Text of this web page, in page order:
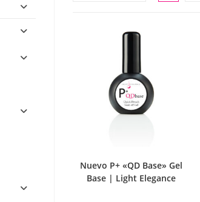
Nuevo P+ «QD Base» Gel
Base | Light Elegance